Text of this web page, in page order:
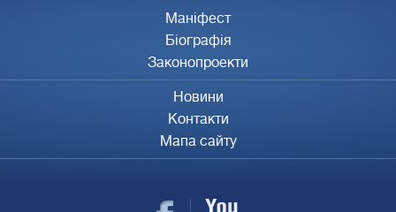
Маніфест
Біографія
Законопроекти
Новини
Контакти
Мапа сайту